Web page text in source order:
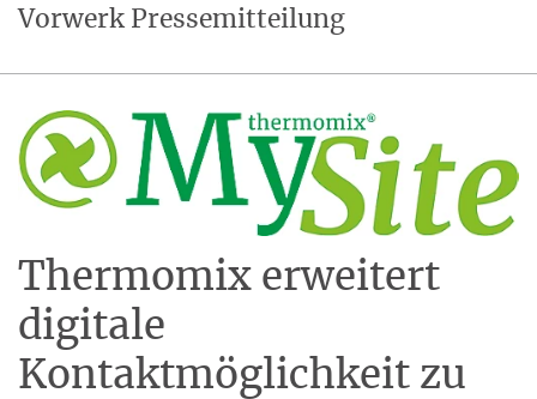
Vorwerk Pressemitteilung
Thermomix erweitert
digitale
Kontaktmöglichkeit zu